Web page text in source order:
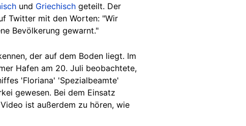
und Griechisch geteilt. Der
Twitter mit den Worten: "Wir
Bevölkerung gewarnt."
der auf dem Boden liegt. Im
Hafen am 20. Juli beobachtete,
'Floriana' 'Spezialbeamte'
gewesen. Bei dem Einsatz
ist außerdem zu hören, wie